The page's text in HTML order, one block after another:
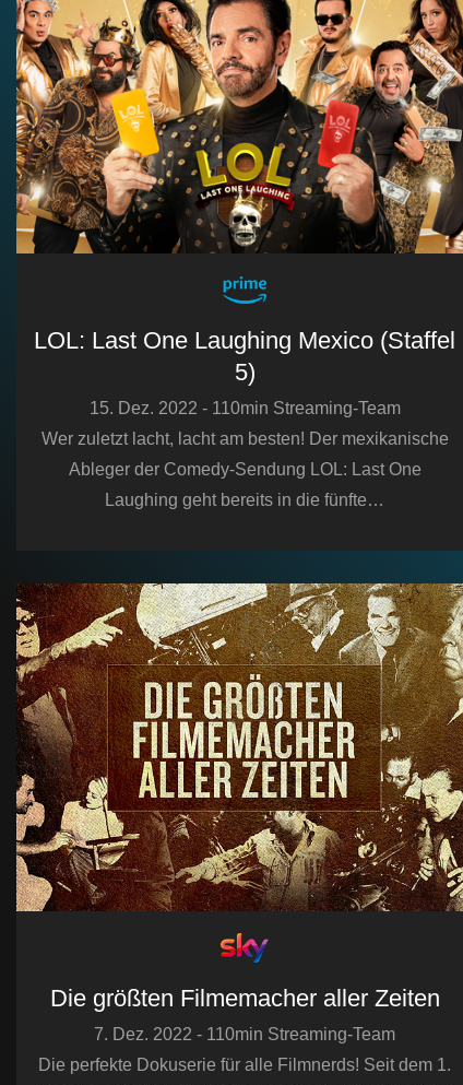
LOL: Last One Laughing Mexico (Staffel
5)
15. Dez. 2022 - 110min Streaming-Team
Wer zuletzt lacht, lacht am besten! Der mexikanische
Ableger der Comedy-Sendung LOL: Last One
Laughing geht bereits in die fünfte…
Die größten Filmemacher aller Zeiten
7. Dez. 2022 - 110min Streaming-Team
Die perfekte Dokuserie für alle Filmnerds! Seit dem 1.